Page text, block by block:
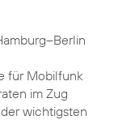
für Mobilfunk
im Zug
wichtigsten